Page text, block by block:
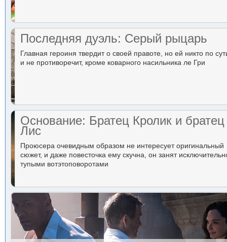
Последняя дуэль: Серый рыцарь
Главная героиня твердит о своей правоте, но ей никто по
и не противоречит, кроме коварного насильника ле Гри
Основание: Братец Кролик и братец
Лис
Проюсера очевидным образом не интересует оригинальный
сюжет, и даже повесточка ему скучна, он занят
тупыми вотэтоповоротами